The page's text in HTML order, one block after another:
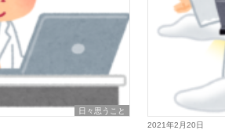
日々思うこと
2021年2月20日